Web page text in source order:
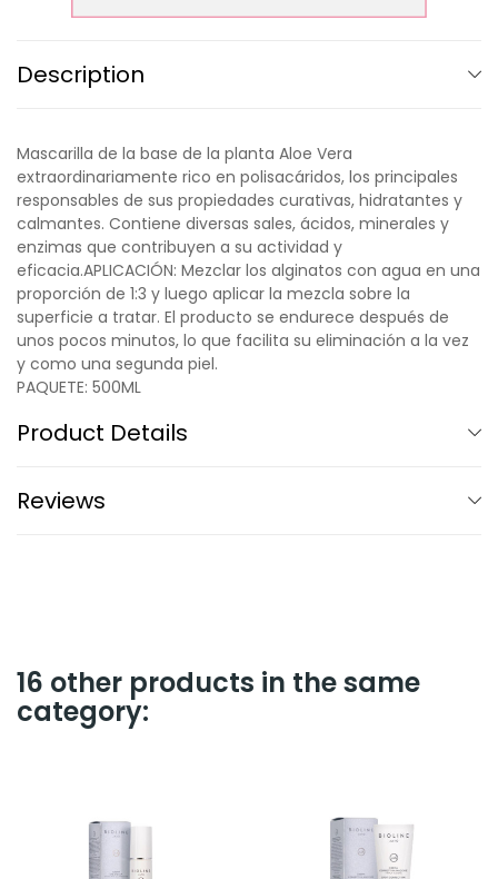
Description
Mascarilla de la base de la planta Aloe Vera
extraordinariamente rico en polisacáridos, los principales
responsables de sus propiedades curativas, hidratantes y
calmantes. Contiene diversas sales, ácidos, minerales y
enzimas que contribuyen a su actividad y
eficacia.APLICACIÓN: Mezclar los alginatos con agua en una
proporción de 1:3 y luego aplicar la mezcla sobre la
superficie a tratar. El producto se endurece después de
unos pocos minutos, lo que facilita su eliminación a la vez
y como una segunda piel.
PAQUETE: 500ML
Product Details
Reviews
16 other products in the same
category: